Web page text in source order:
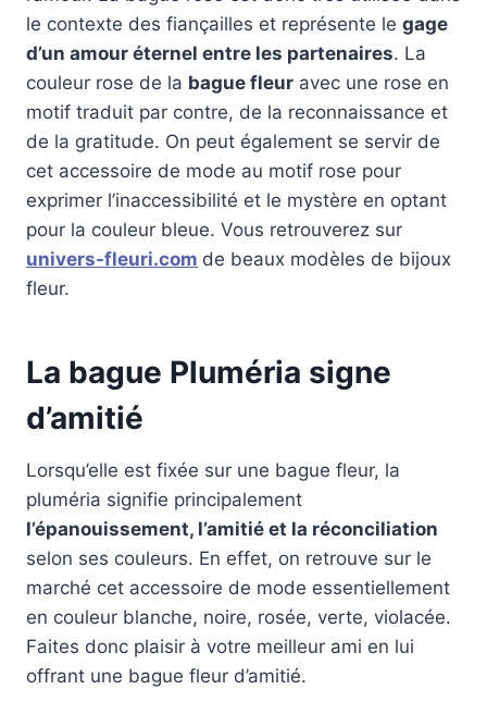
le contexte des fiançailles et représente le gage
d’un amour éternel entre les partenaires. La
couleur rose de la bague fleur avec une rose en
motif traduit par contre, de la reconnaissance et
de la gratitude. On peut également se servir de
cet accessoire de mode au motif rose pour
exprimer l’inaccessibilité et le mystère en optant
pour la couleur bleue. Vous retrouverez sur
univers-fleuri.com de beaux modèles de bijoux
fleur.
La bague Pluméria signe
d’amitié
Lorsqu’elle est fixée sur une bague fleur, la
pluméria signifie principalement
l’épanouissement, l’amitié et la réconciliation
selon ses couleurs. En effet, on retrouve sur le
marché cet accessoire de mode essentiellement
en couleur blanche, noire, rosée, verte, violacée.
Faites donc plaisir à votre meilleur ami en lui
offrant une bague fleur d’amitié.